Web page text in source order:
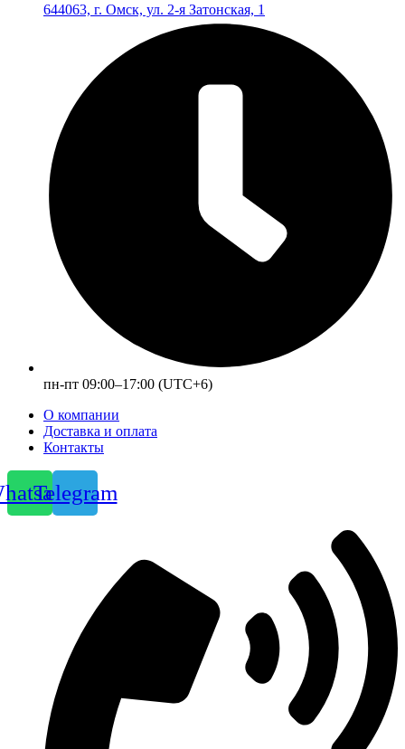
644063, г. Омск, ул. 2-я Затонская, 1
пн-пт 09:00–17:00 (UTC+6)
О компании
Доставка и оплата
Контакты
Telegram